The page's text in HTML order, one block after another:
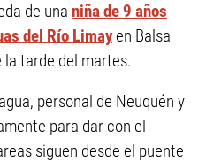
de una niña de 9 años
del Río Limayen Balsa
la tarde del martes.
personal de Neuquén y
para dar con el
siguen desde el puente